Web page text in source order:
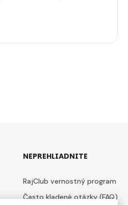
NEPREHLIADNITE
RajClub vernostný program
Často kladené otázky (FAQ)